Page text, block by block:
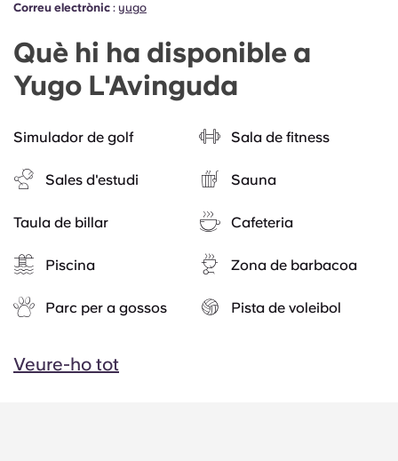
Correu electrònic : yugo
Què hi ha disponible a
Yugo L'Avinguda
Simulador de golf Sala de fitness
Sales d'estudi Sauna
Taula de billar Cafeteria
Piscina Zona de barbacoa
Parc per a gossos Pista de voleibol
Veure-ho tot